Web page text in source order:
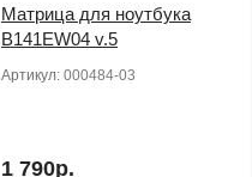
Матрица для ноутбука
B141EW04 v.5
Артикул: 000484-03
1 790р.